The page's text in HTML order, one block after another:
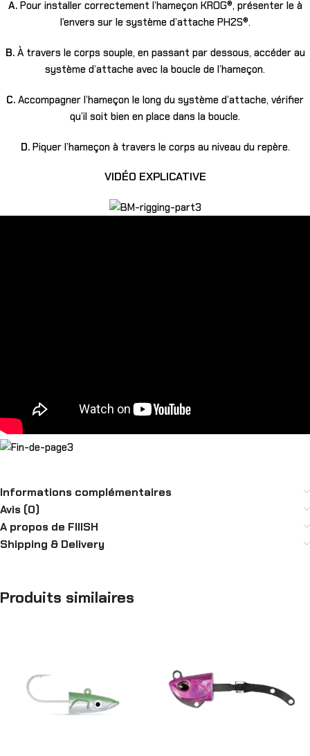
A.Pour installer correctement l’hameçon KROG®, présenter le à
l’envers sur le système d’attache PH2S®.
B.À travers le corps souple, en passant par dessous, accéder au
système d’attache avec la boucle de l’hameçon.
C. Accompagner l’hameçon le long du système d’attache, vérifier
qu’il soit bien en place dans la boucle.
D.Piquer l’hameçon à travers le corps au niveau du repère.
VIDÉO EXPLICATIVE
Informations complémentaires
Avis (0)
A propos de FIIISH
Shipping & Delivery
Produits similaires